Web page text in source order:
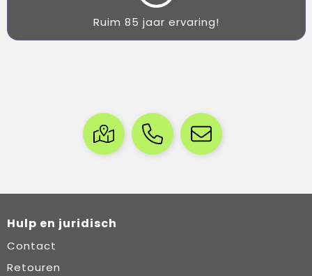
Ruim 85 jaar ervaring!
Hulp en juridisch
Contact
Retouren